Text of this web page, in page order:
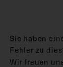
Sie haben
Fehler zu
Wir freuen